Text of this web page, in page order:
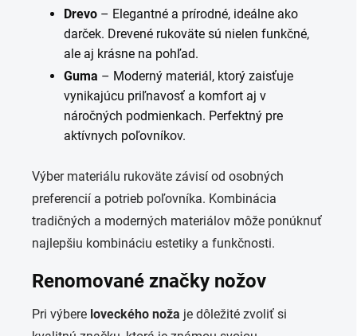
Drevo – Elegantné a prírodné, ideálne ako
darček. Drevené rukoväte sú nielen funkčné,
ale aj krásne na pohľad.
Guma – Moderný materiál, ktorý zaisťuje
vynikajúcu priľnavosť a komfort aj v
náročných podmienkach. Perfektný pre
aktívnych poľovníkov.
Výber materiálu rukoväte závisí od osobných
preferencií a potrieb poľovníka. Kombinácia
tradičných a moderných materiálov môže ponúknuť
najlepšiu kombináciu estetiky a funkčnosti.
Renomované značky nožov
Pri výbere loveckého noža je dôležité zvoliť si